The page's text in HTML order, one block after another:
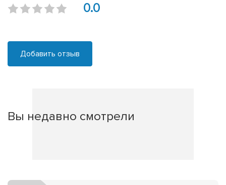
0.0
Добавить отзыв
Вы недавно смотрели